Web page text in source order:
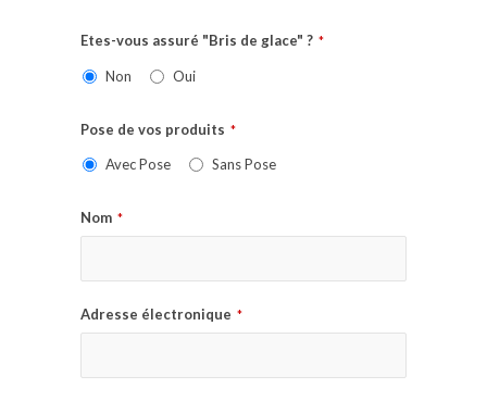
Etes-vous assuré "Bris de glace" ? *
Non Oui
Pose de vos produits *
Avec Pose Sans Pose
Nom *
Adresse électronique *